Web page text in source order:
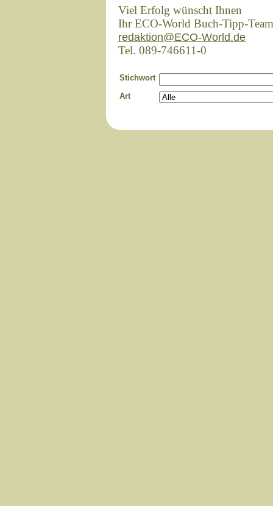
Viel Erfolg wünscht Ihnen
Ihr ECO-World Buch-Tipp-Team
redaktion@ECO-World.de
Tel. 089-746611-0
Stichwort
Art